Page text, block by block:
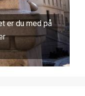
er du med på